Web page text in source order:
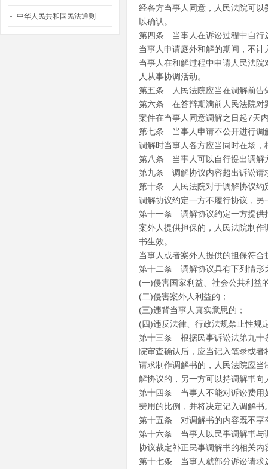
中华人民共和国民法通则
经各方当事人同意，人民法院可
以确认。
第四条 当事人在诉讼过程中自行
当事人申请庭外和解的期间，不计
当事人在和解过程中申请人民法
人从事协调活动。
第五条 人民法院应当在调解前告
第六条 在答辩期满前人民法院对
案件在当事人同意调解之日起7天
第七条 当事人申请不公开进行调
调解时当事人各方应当同时在场
第八条 当事人可以自行提出调解
第九条 调解协议内容超出诉讼请
第十条 人民法院对于调解协议约
调解协议约定一方不履行协议，
第十一条 调解协议约定一方提供
案外人提供担保的，人民法院制
书生效。
当事人或者案外人提供的担保符
第十二条 调解协议具有下列情形
(一)侵害国家利益、社会公共利益
(二)侵害案外人利益的；
(三)违背当事人真实意思的；
(四)违反法律、行政法规禁止性规
第十三条 根据民事诉讼法第九十
院审查确认后，应当记入笔录或
请求制作调解书的，人民法院应
解协议的，另一方可以持调解书向
第十四条 当事人不能对诉讼费用
费用的比例，并将决定记入调解书
第十五条 对调解书的内容既不享
第十六条 当事人以民事调解书与
协议裁定补正民事调解书的相关内
第十七条 当事人就部分诉讼请求